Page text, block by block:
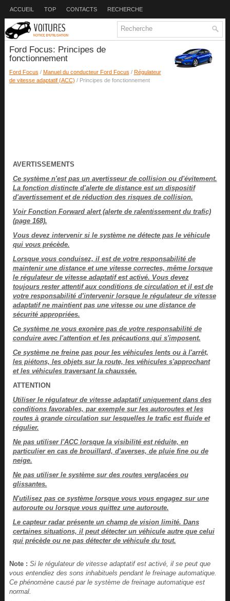
ACCUEIL TOP CONTACTS RECHERCHE
Ford Focus: Principes de
fonctionnement
Ford Focus / Manuel du conducteur Ford Focus / Régulateur
de vitesse adaptatif (ACC) / Principes de fonctionnement
AVERTISSEMENTS
Ce système n'est pas un avertisseur de collision ou d'évitement.
La fonction distincte d'alerte de distance est un dispositif
d'avertissement et de réduction des risques de collision.
Voir Fonction Forward alert (alerte de ralentissement du trafic)
(page 168).
Vous devez intervenir si le système ne détecte pas le véhicule
qui vous précède.
Lorsque vous conduisez, il est de votre responsabilité de
maintenir une distance et une vitesse correctes, même lorsque
le régulateur de vitesse adaptatif est activé. Vous devez
toujours rester attentif aux conditions de circulation et il est de
votre responsabilité d'intervenir lorsque le régulateur de vitesse
adaptatif ne maintient pas une vitesse ou une distance de
sécurité appropriées.
Ce système ne vous exonère pas de votre responsabilité de
conduire avec l'attention et les précautions qui s'imposent.
Ce système ne freine pas pour les véhicules lents ou à l'arrêt,
les piétons, les objets sur la route, les véhicules s'approchant
et les véhicules traversant la chaussée.
ATTENTION
Utiliser le régulateur de vitesse adaptatif uniquement dans des
conditions favorables, par exemple sur les autoroutes et les
routes à grande circulation sur lesquelles le trafic est fluide et
régulier.
Ne pas utiliser l'ACC lorsque la visibilité est réduite, en
particulier en cas de brouillard, d'averses, de pluie fine ou de
neige.
Ne pas utiliser le système sur des routes verglacées ou
glissantes.
N'utilisez pas ce système lorsque vous vous engagez sur une
autoroute ou lorsque vous quittez une autoroute.
Le capteur radar présente un champ de vision limité. Dans
certaines situations, il peut détecter un véhicule autre que celui
qui précède ou ne pas détecter de véhicule du tout.
Note : Si le régulateur de vitesse adaptatif est activé, il se peut que
vous entendiez des sons inhabituels pendant le freinage automatique.
Ce phénomène causé par le système de freinage automatique est
normal.